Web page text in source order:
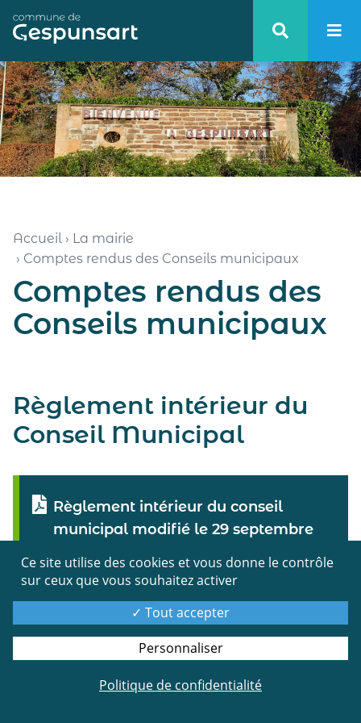
Haut de page
Accueil › La mairie
› Comptes rendus des Conseils municipaux
Comptes rendus des
Conseils municipaux
Règlement intérieur du
Conseil Municipal
Règlement intérieur du conseil
municipal modifié le 29 septembre
Comptes rendus 2025
Ce site utilise des cookies et vous donne le contrôle
sur ceux que vous souhaitez activer
Tout accepter
Personnaliser
Politique de confidentialité